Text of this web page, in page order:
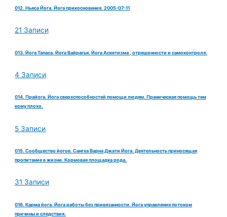
012. Ньяса Йога. Йога прикосновения. 2005-07-11
21 Записи
013. Йога Тапаса. Йога Вайрагья. Йога Аскетизма , отрешонности и самоконтроля.
4 Записи
014. Прайога. Йога сверхспособностей помощи людям. Праническая помощь тем
кому плохо.
5 Записи
015. Сообщество йогов. Сангха Варна Джати Йога. Деятельность приносящая
пропитание в жизни. Кормовая площадка рода.
31 Записи
016. Карма йога. Йога работы без привязанности. Йога управления потоком
причины и следствия.